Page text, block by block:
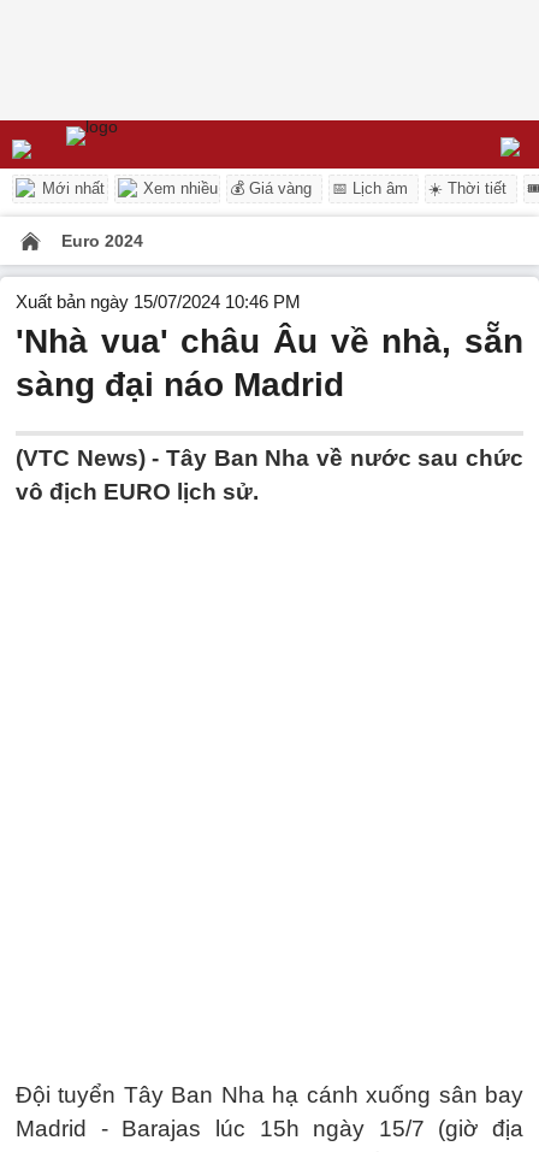
Mới nhất Xem nhiều 💰 Giá vàng 📅 Lịch âm ☀️ Thời tiết
Euro 2024
Xuất bản ngày 15/07/2024 10:46 PM
'Nhà vua' châu Âu về nhà, sẵn
sàng đại náo Madrid
(VTC News) - Tây Ban Nha về nước sau chức
vô địch EURO lịch sử.
Đội tuyển Tây Ban Nha hạ cánh xuống sân bay
Madrid - Barajas lúc 15h ngày 15/7 (giờ địa